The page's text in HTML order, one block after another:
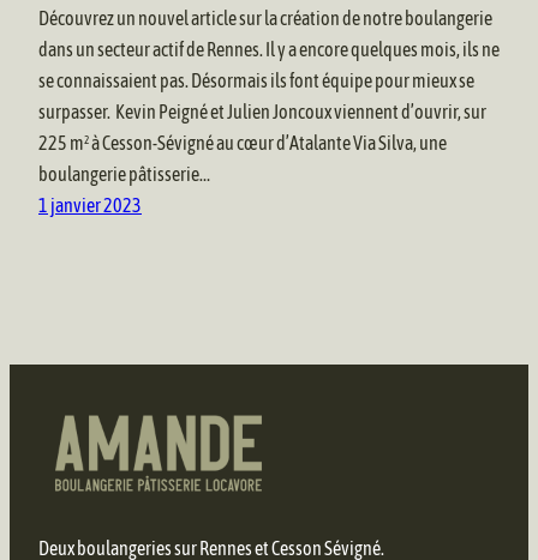
Découvrez un nouvel article sur la création de notre boulangerie
dans un secteur actif de Rennes. Il y a encore quelques mois, ils ne
se connaissaient pas. Désormais ils font équipe pour mieux se
surpasser. Kevin Peigné et Julien Joncoux viennent d’ouvrir, sur
225 m² à Cesson-Sévigné au cœur d’Atalante Via Silva, une
boulangerie pâtisserie…
1 janvier 2023
Deux boulangeries sur Rennes et Cesson Sévigné.